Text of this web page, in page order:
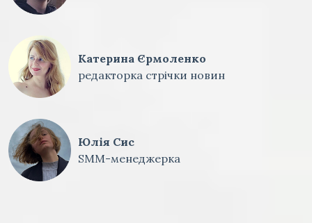
Катерина Єрмоленко
редакторка стрічки новин
Юлія Сис
SMM-менеджерка